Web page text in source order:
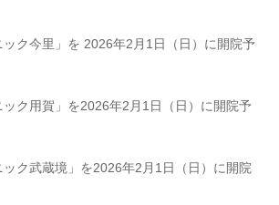
ック今里」を 2026年2月1日（日）に開院予
ック用賀」を2026年2月1日（日）に開院予
ック武蔵境」を2026年2月1日（日）に開院